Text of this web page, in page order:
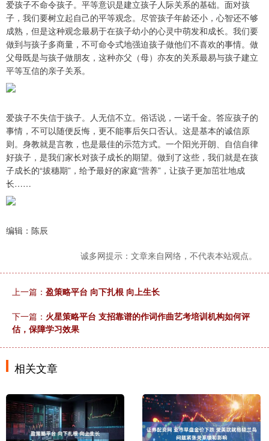
爱孩子不命令孩子。平等意识是建立孩子人际关系的基础。面对孩
子，我们要树立起自己的平等观念。尽管孩子年龄还小，心智还不够
成熟，但是这种观念最易于在孩子幼小的心灵中萌发和成长。我们要
做到与孩子多商量，不可命令式地强迫孩子做他们不喜欢的事情。做
父母既是与孩子做朋友，这种亦父（母）亦友的关系最易与孩子建立
平等互信的亲子关系。
爱孩子不失信于孩子。人无信不立。俗话说，一诺千金。答应孩子的
事情，不可以随便反悔，更不能事后矢口否认。这是基本的诚信原
则。身教就是言教，也是最佳的示范方式。一个阳光开朗、自信自律
好孩子，是我们家长对孩子成长的期望。做到了这些，我们就是在孩
子成长的“拔穗期”，给予最好的家庭“营养”，让孩子更加茁壮地成
长……
编辑：陈辰
诚多网提示：文章来自网络，不代表本站观点。
上一篇： 盈策略平台 向下扎根 向上生长
下一篇： 火星策略平台 支招靠谱的作词作曲艺考培训机构如何评
估，保障学习效果
相关文章